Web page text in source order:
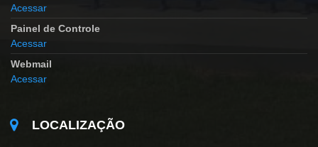
Acessar
Painel de Controle
Acessar
Webmail
Acessar
LOCALIZAÇÃO